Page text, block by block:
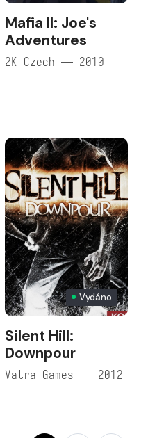
Mafia II: Joe's
Adventures
2K Czech — 2010
Vydáno
Silent Hill:
Downpour
Vatra Games — 2012